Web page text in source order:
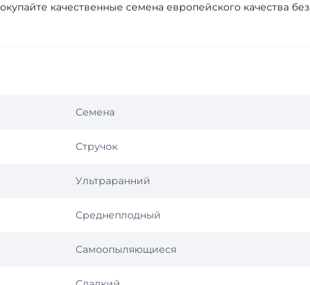
качественные семена европейского качества без
Семена
Стручок
Ультраранний
Среднеплодный
Самоопыляющиеся